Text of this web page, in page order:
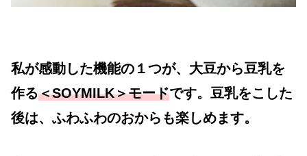
私が感動した機能の１つが、大豆から豆乳を
作る＜SOYMILK＞モードです。豆乳をこした
後は、ふわふわのおからも楽しめます。